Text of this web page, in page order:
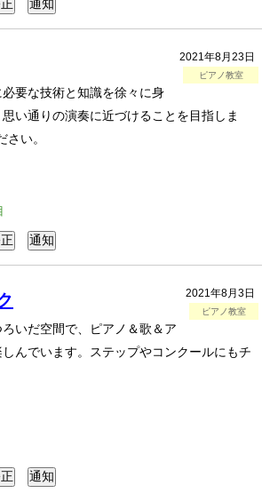
2021年8月23日
ピアノ教室
要な技術と知識を徐々に身
い通りの演奏に近づけることを目指しま
い。
2021年8月3日
ピアノ教室
いだ空間で、ピアノ＆歌＆ア
んでいます。ステップやコンクールにもチ